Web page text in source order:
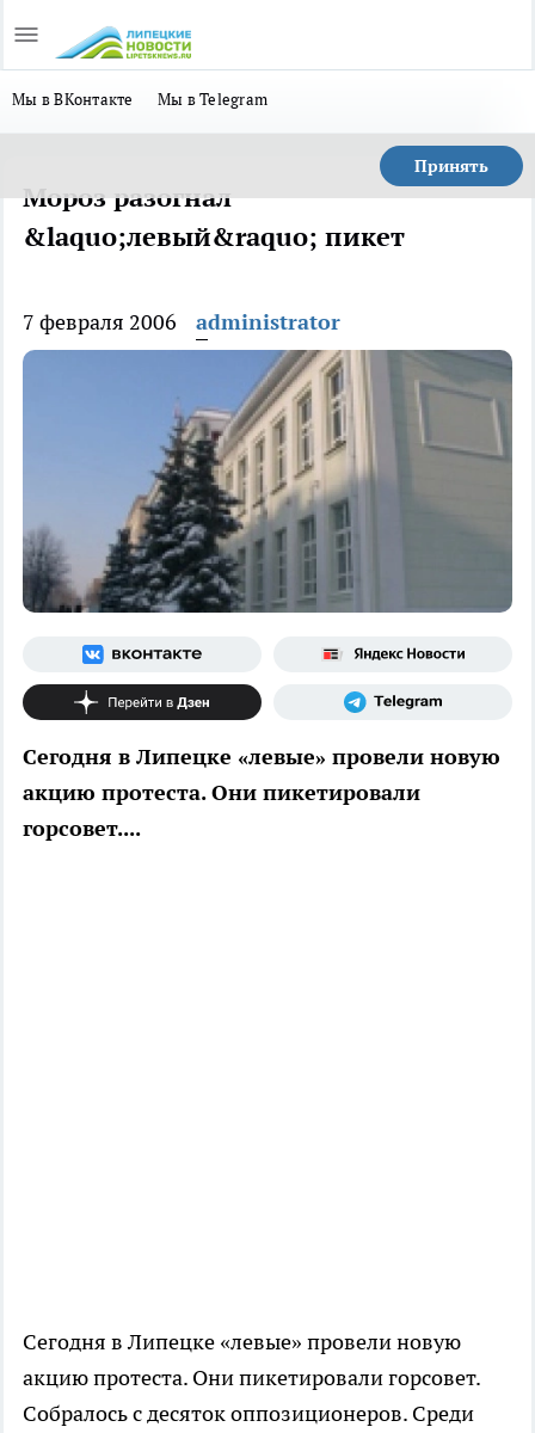
Мы в ВКонтакте Мы в Telegram
Принять
Мороз разогнал
&laquo;левый&raquo; пикет
7 февраля 2006 administrator
Сегодня в Липецке «левые» провели новую
акцию протеста. Они пикетировали
горсовет....
Сегодня в Липецке «левые» провели новую
акцию протеста. Они пикетировали горсовет.
Собралось с десяток оппозиционеров. Среди